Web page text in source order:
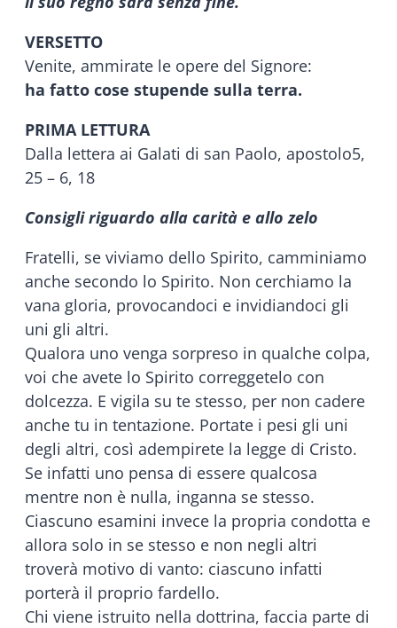
VERSETTO
Venite, ammirate le opere del Signore:
ha fatto cose stupende sulla terra.
PRIMA LETTURA
Dalla lettera ai Galati di san Paolo, apostolo5,
25 – 6, 18
Consigli riguardo alla carità e allo zelo
Fratelli, se viviamo dello Spirito, camminiamo
anche secondo lo Spirito. Non cerchiamo la
vana gloria, provocandoci e invidiandoci gli
uni gli altri.
Qualora uno venga sorpreso in qualche colpa,
voi che avete lo Spirito correggetelo con
dolcezza. E vigila su te stesso, per non cadere
anche tu in tentazione. Portate i pesi gli uni
degli altri, così adempirete la legge di Cristo.
Se infatti uno pensa di essere qualcosa
mentre non è nulla, inganna se stesso.
Ciascuno esamini invece la propria condotta e
allora solo in se stesso e non negli altri
troverà motivo di vanto: ciascuno infatti
porterà il proprio fardello.
Chi viene istruito nella dottrina, faccia parte di